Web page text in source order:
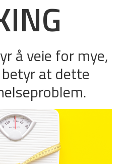
å veie for mye,
at dette